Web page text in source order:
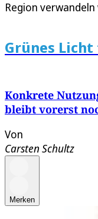
Region verwandeln
Grünes
Konkrete
bleibt vorerst
Von
Carsten Schultz
Merken